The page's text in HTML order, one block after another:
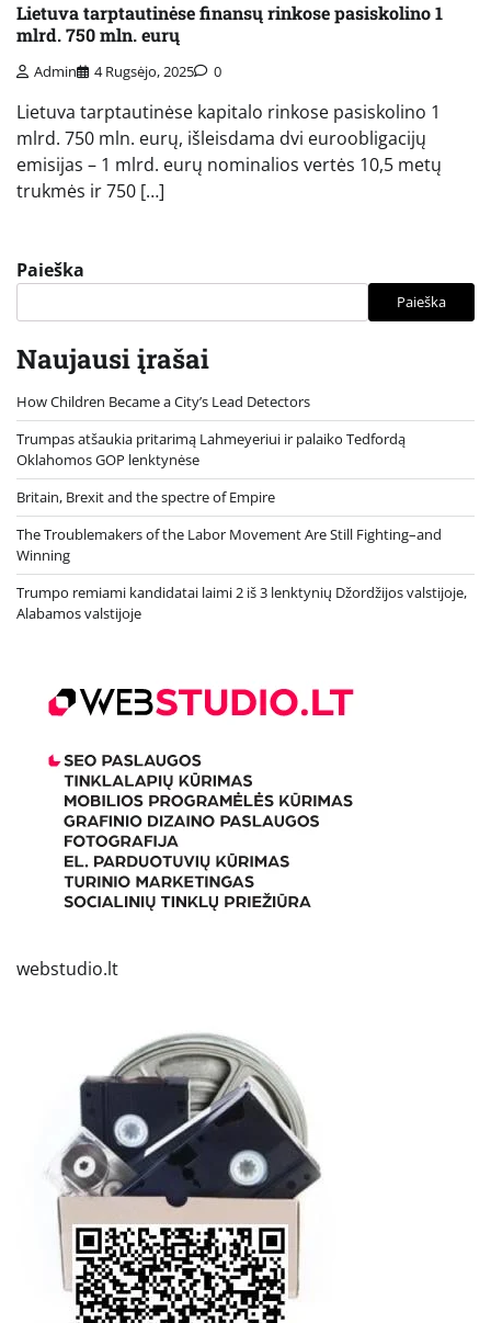
Lietuva tarptautinėse finansų rinkose pasiskolino 1
mlrd. 750 mln. eurų
Admin 4 Rugsėjo, 2025 0
Lietuva tarptautinėse kapitalo rinkose pasiskolino 1
mlrd. 750 mln. eurų, išleisdama dvi euroobligacijų
emisijas – 1 mlrd. eurų nominalios vertės 10,5 metų
trukmės ir 750 […]
Paieška
Paieška
Naujausi įrašai
How Children Became a City’s Lead Detectors
Trumpas atšaukia pritarimą Lahmeyeriui ir palaiko Tedfordą
Oklahomos GOP lenktynėse
Britain, Brexit and the spectre of Empire
The Troublemakers of the Labor Movement Are Still Fighting–and
Winning
Trumpo remiami kandidatai laimi 2 iš 3 lenktynių Džordžijos valstijoje,
Alabamos valstijoje
webstudio.lt